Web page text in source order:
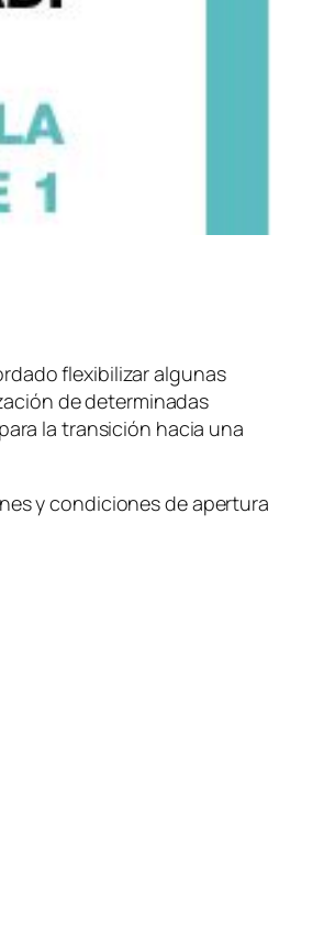
flexibilizar algunas
de determinadas
la transición hacia una
y condiciones de apertura